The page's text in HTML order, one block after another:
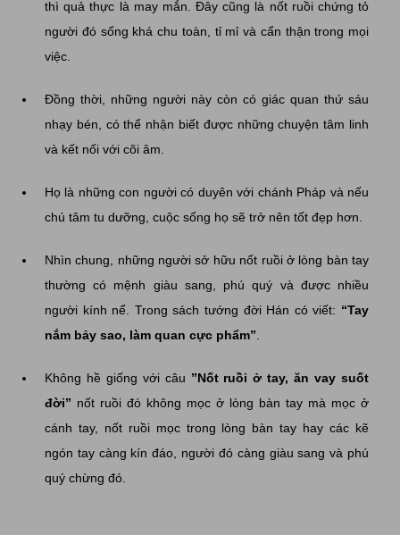
thì quả thực là may mắn. Đây cũng là nốt ruồi chứng tỏ
người đó sống khá chu toàn, tỉ mỉ và cẩn thận trong mọi
việc.
Đồng thời, những người này còn có giác quan thứ sáu
nhạy bén, có thể nhận biết được những chuyện tâm linh
và kết nối với cõi âm.
Họ là những con người có duyên với chánh Pháp và nếu
chú tâm tu dưỡng, cuộc sống họ sẽ trở nên tốt đẹp hơn.
Nhìn chung, những người sở hữu nốt ruồi ở lòng bàn tay
thường có mệnh giàu sang, phú quý và được nhiều
người kính nể. Trong sách tướng đời Hán có viết: “Tay
nắm bảy sao, làm quan cực phẩm”.
Không hề giống với câu ”Nốt ruồi ở tay, ăn vay suốt
đời” nốt ruồi đó không mọc ở lòng bàn tay mà mọc ở
cánh tay, nốt ruồi mọc trong lòng bàn tay hay các kẽ
ngón tay càng kín đáo, người đó càng giàu sang và phú
quý chừng đó.